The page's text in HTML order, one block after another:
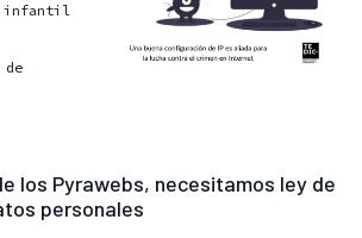
infantil
los Pyrawebs, necesitamos ley de
personales